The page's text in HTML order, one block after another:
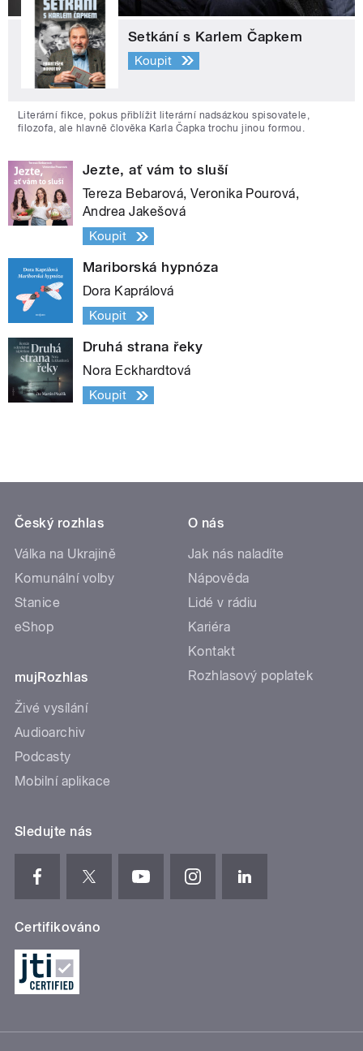
Setkání s Karlem Čapkem
Koupit
Literární fikce, pokus přiblížit literární nadsázkou spisovatele,
filozofa, ale hlavně člověka Karla Čapka trochu jinou formou.
Jezte, ať vám to sluší
Tereza Bebarová, Veronika Pourová,
Andrea Jakešová
Koupit
Mariborská hypnóza
Dora Kaprálová
Koupit
Druhá strana řeky
Nora Eckhardtová
Koupit
Český rozhlas
Válka na Ukrajině
Komunální volby
Stanice
eShop
mujRozhlas
Živé vysílání
Audioarchiv
Podcasty
Mobilní aplikace
O nás
Jak nás naladíte
Nápověda
Lidé v rádiu
Kariéra
Kontakt
Rozhlasový poplatek
Sledujte nás
Certifikováno